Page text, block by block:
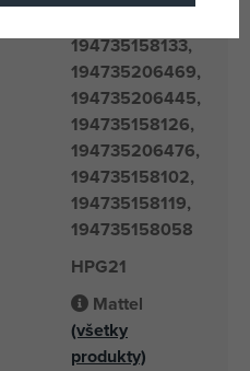
194735158133,
194735206469,
194735206445,
194735158126,
194735206476,
194735158102,
194735158119,
194735158058
HPG21
Mattel
(všetky
produkty)